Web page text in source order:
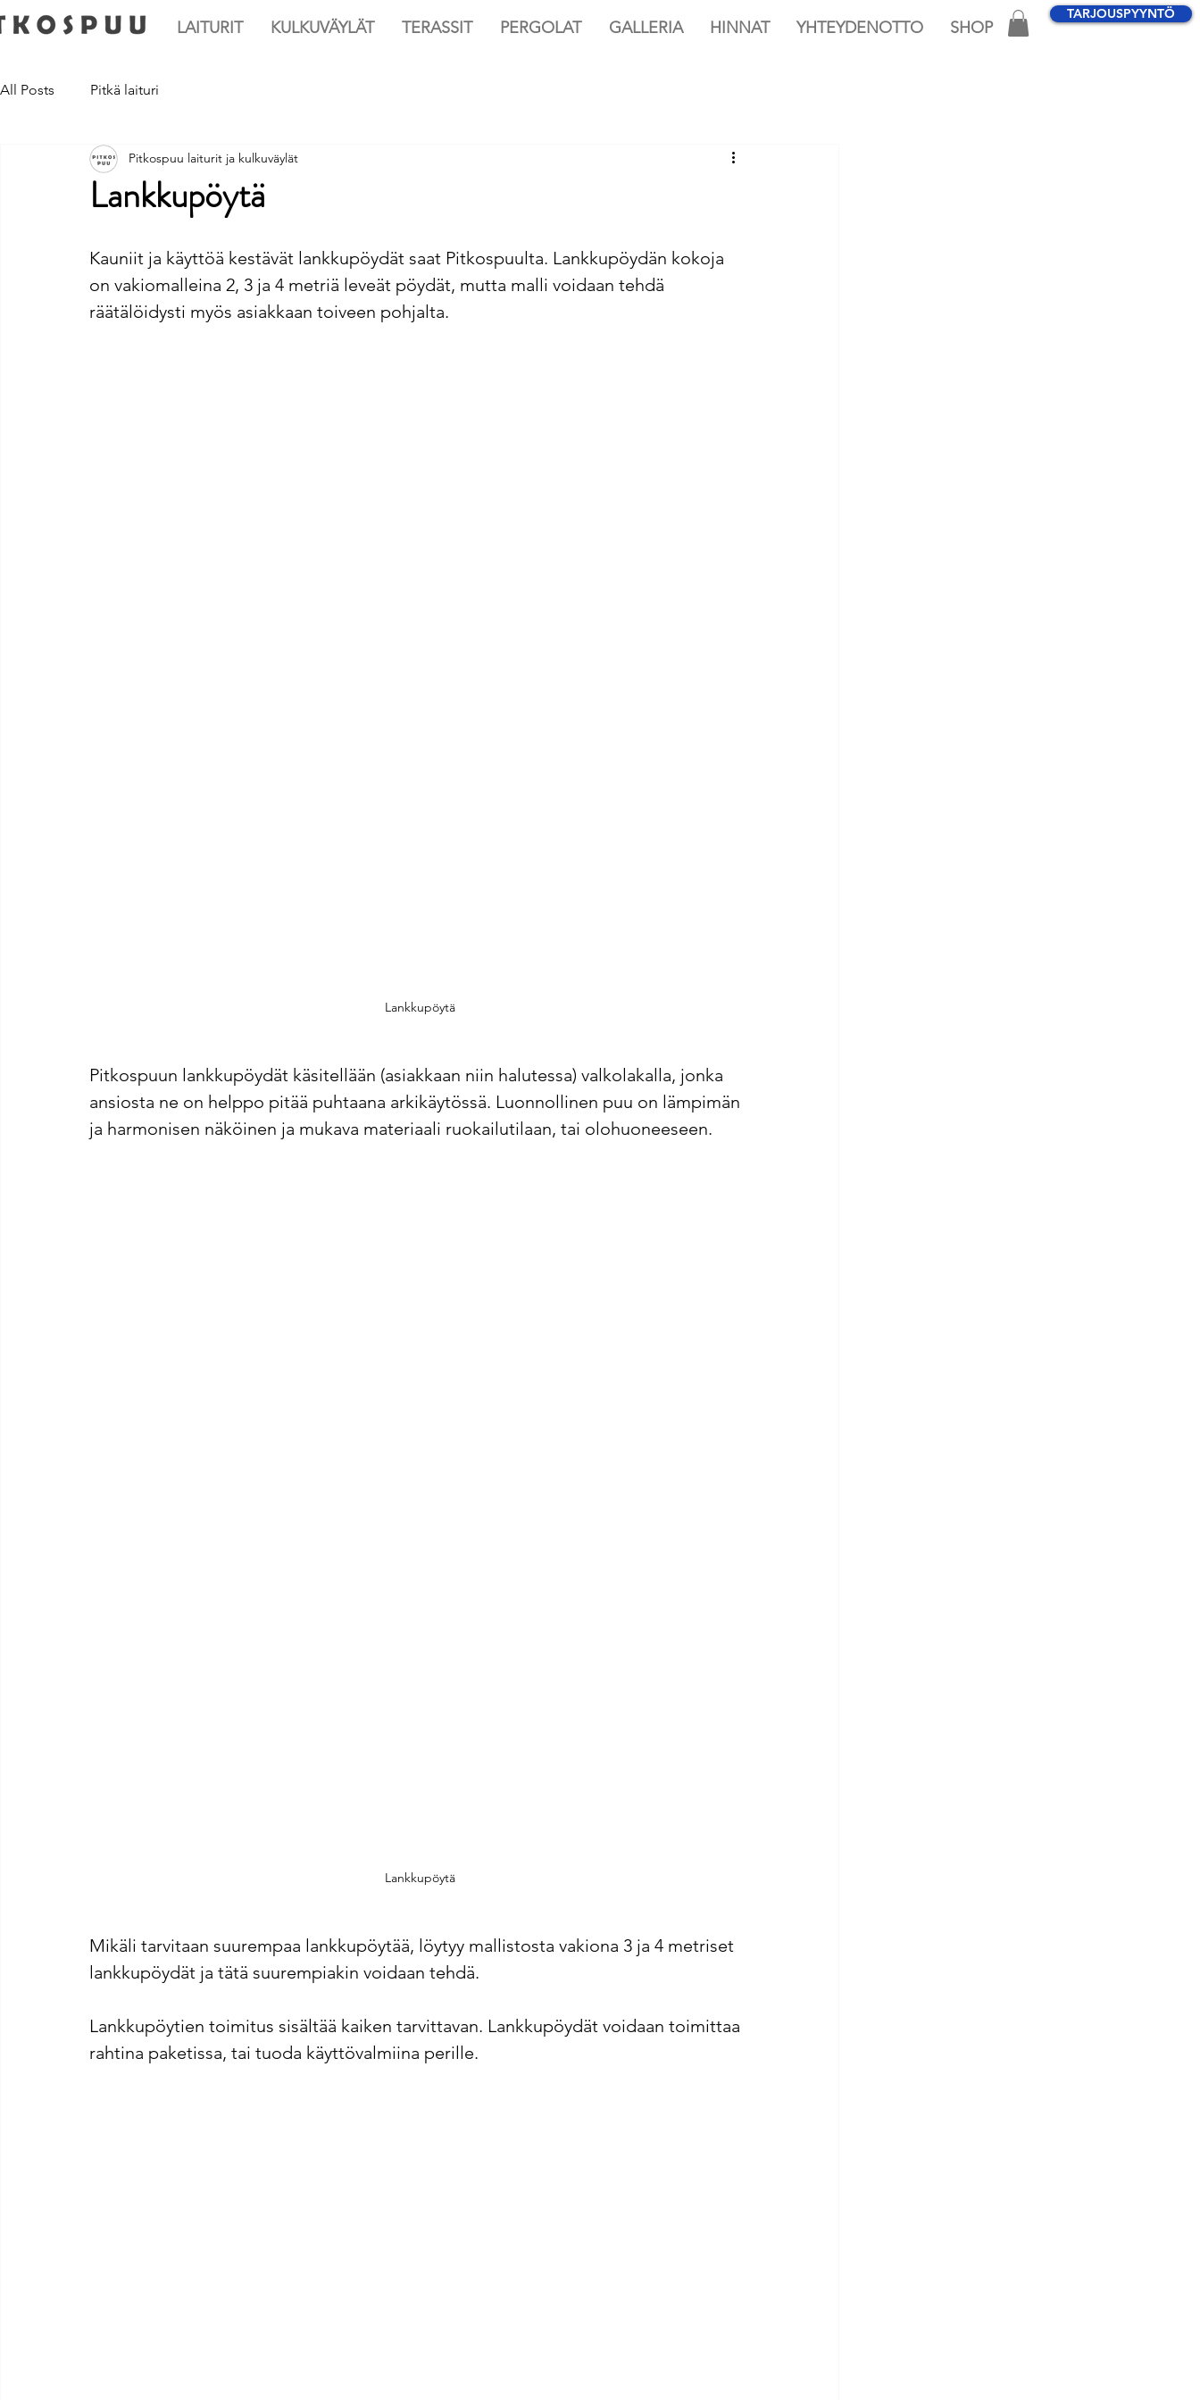
LAITURIT KULKUVÄYLÄT TERASSIT PERGOLAT GALLERIA HINNAT YHTEYDENOTTO SHOP
TARJOUSPYYNTÖ
All Posts Pitkä laituri
Lankkupöytä
Pitkospuu laiturit ja kulkuväylät
Kauniit ja käyttöä kestävät lankkupöydät saat Pitkospuulta. Lankkupöydän kokoja
on vakiomalleina 2, 3 ja 4 metriä leveät pöydät, mutta malli voidaan tehdä
räätälöidysti myös asiakkaan toiveen pohjalta.
Lankkupöytä
Pitkospuun lankkupöydät käsitellään (asiakkaan niin halutessa) valkolakalla, jonka
ansiosta ne on helppo pitää puhtaana arkikäytössä. Luonnollinen puu on lämpimän
ja harmonisen näköinen ja mukava materiaali ruokailutilaan, tai olohuoneeseen.
Lankkupöytä
Mikäli tarvitaan suurempaa lankkupöytää, löytyy mallistosta vakiona 3 ja 4 metriset
lankkupöydät ja tätä suurempiakin voidaan tehdä.
Lankkupöytien toimitus sisältää kaiken tarvittavan. Lankkupöydät voidaan toimittaa
rahtina paketissa, tai tuoda käyttövalmiina perille.